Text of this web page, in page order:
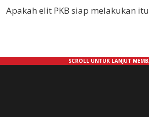
Apakah elit PKB siap melakukan